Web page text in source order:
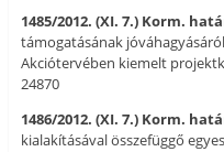
1485/2012. (XI. 7.) Korm.
támogatásának
Akciótervében kiemelt
24870
1486/2012. (XI. 7.) Korm.
kialakításával összefüggő